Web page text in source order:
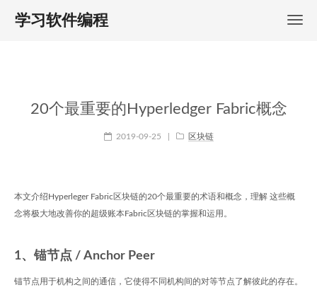
学习软件编程
20个最重要的Hyperledger Fabric概念
2019-09-25 区块链
本文介绍Hyperleger Fabric区块链的20个最重要的术语和概念，理解 这些概
念将极大地改善你的超级账本Fabric区块链的掌握和运用。
1、锚节点 / Anchor Peer
锚节点用于机构之间的通信，它使得不同机构间的对等节点了解彼此的存在。